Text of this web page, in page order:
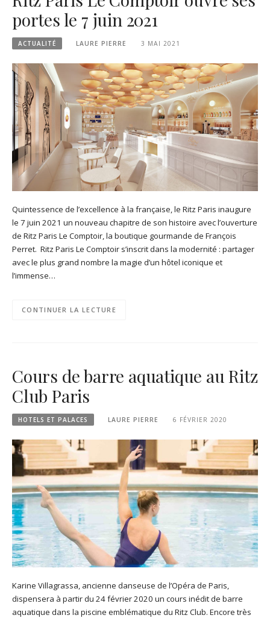
portes le 7 juin 2021
ACTUALITÉ LAURE PIERRE 3 MAI 2021
Quintessence de l’excellence à la française, le Ritz Paris inaugure
le 7 juin 2021 un nouveau chapitre de son histoire avec l’ouverture
de Ritz Paris Le Comptoir, la boutique gourmande de François
Perret. Ritz Paris Le Comptoir s’inscrit dans la modernité : partager
avec le plus grand nombre la magie d’un hôtel iconique et
l’immense…
CONTINUER LA LECTURE
Cours de barre aquatique au Ritz
Club Paris
HOTELS ET PALACES LAURE PIERRE 6 FÉVRIER 2020
Karine Villagrassa, ancienne danseuse de l’Opéra de Paris,
dispensera à partir du 24 février 2020 un cours inédit de barre
aquatique dans la piscine emblématique du Ritz Club. Encore très